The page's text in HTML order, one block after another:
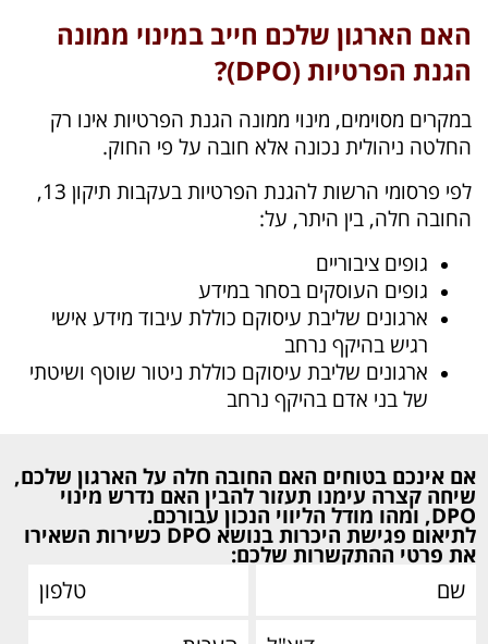
האם הארגון שלכם חייב במינוי ממונה
הגנת הפרטיות (DPO)?
במקרים מסוימים, מינוי ממונה הגנת הפרטיות אינו רק
החלטה ניהולית נכונה אלא חובה על פי החוק.
לפי פרסומי הרשות להגנת הפרטיות בעקבות תיקון 13,
החובה חלה, בין היתר, על:
גופים ציבוריים
גופים העוסקים בסחר במידע
ארגונים שליבת עיסוקם כוללת עיבוד מידע אישי
רגיש בהיקף נרחב
ארגונים שליבת עיסוקם כוללת ניטור שוטף ושיטתי
של בני אדם בהיקף נרחב
אם אינכם בטוחים האם החובה חלה על הארגון שלכם,
שיחה קצרה עימנו תעזור להבין האם נדרש מינוי
DPO, ומהו מודל הליווי הנכון עבורכם.
לתיאום פגישת היכרות בנושא DPO כשירות השאירו
את פרטי ההתקשרות שלכם: